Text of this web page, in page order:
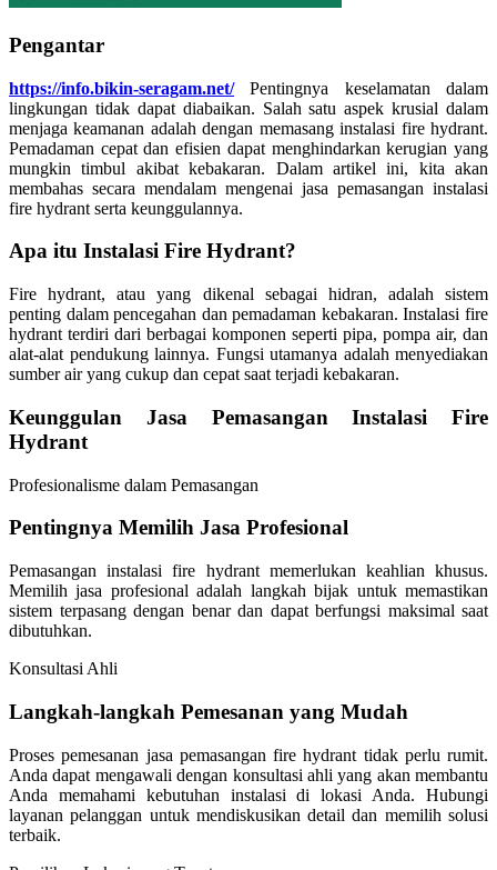
Pengantar
https://info.bikin-seragam.net/Pentingnya keselamatan dalam
lingkungan tidak dapat diabaikan. Salah satu aspek krusial dalam
menjaga keamanan adalah dengan memasang instalasi fire hydrant.
Pemadaman cepat dan efisien dapat menghindarkan kerugian yang
mungkin timbul akibat kebakaran. Dalam artikel ini, kita akan
membahas secara mendalam mengenai jasa pemasangan instalasi
fire hydrant serta keunggulannya.
Apa itu Instalasi Fire Hydrant?
Fire hydrant, atau yang dikenal sebagai hidran, adalah sistem
penting dalam pencegahan dan pemadaman kebakaran. Instalasi fire
hydrant terdiri dari berbagai komponen seperti pipa, pompa air, dan
alat-alat pendukung lainnya. Fungsi utamanya adalah menyediakan
sumber air yang cukup dan cepat saat terjadi kebakaran.
Keunggulan Jasa Pemasangan Instalasi Fire
Hydrant
Profesionalisme dalam Pemasangan
Pentingnya Memilih Jasa Profesional
Pemasangan instalasi fire hydrant memerlukan keahlian khusus.
Memilih jasa profesional adalah langkah bijak untuk memastikan
sistem terpasang dengan benar dan dapat berfungsi maksimal saat
dibutuhkan.
Konsultasi Ahli
Langkah-langkah Pemesanan yang Mudah
Proses pemesanan jasa pemasangan fire hydrant tidak perlu rumit.
Anda dapat mengawali dengan konsultasi ahli yang akan membantu
Anda memahami kebutuhan instalasi di lokasi Anda. Hubungi
layanan pelanggan untuk mendiskusikan detail dan memilih solusi
terbaik.